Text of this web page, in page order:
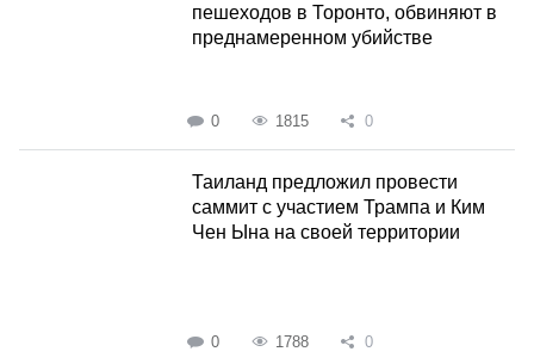
пешеходов в Торонто, обвиняют в
преднамеренном убийстве
0 1815 0
Таиланд предложил провести
саммит с участием Трампа и Ким
Чен Ына на своей территории
0 1788 0